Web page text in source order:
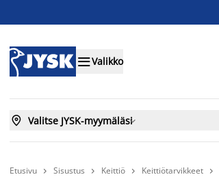
Valikko
 Valitse JYSK-myymäläsi
Etusivu  Sisustus  Keittiö  Keittiötarvikkeet 